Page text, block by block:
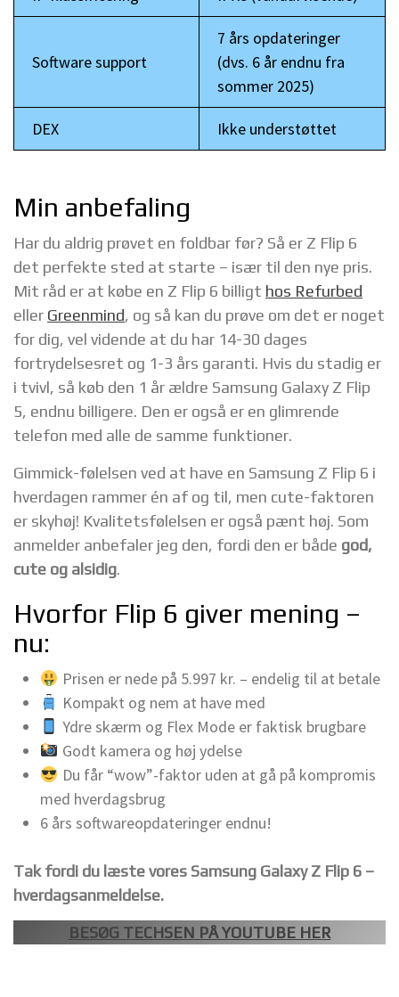
Software support
7 års opdateringer
(dvs. 6 år endnu fra
sommer 2025)
DEX Ikke understøttet
Min anbefaling
Har du aldrig prøvet en foldbar før? Så er Z Flip 6
det perfekte sted at starte – især til den nye pris.
Mit råd er at købe en Z Flip 6 billigt hos Refurbed
eller Greenmind, og så kan du prøve om det er noget
for dig, vel vidende at du har 14-30 dages
fortrydelsesret og 1-3 års garanti. Hvis du stadig er
i tvivl, så køb den 1 år ældre Samsung Galaxy Z Flip
5, endnu billigere. Den er også er en glimrende
telefon med alle de samme funktioner.
Gimmick-følelsen ved at have en Samsung Z Flip 6 i
hverdagen rammer én af og til, men cute-faktoren
er skyhøj! Kvalitetsfølelsen er også pænt høj. Som
anmelder anbefaler jeg den, fordi den er både god,
cute og alsidig.
Hvorfor Flip 6 giver mening –
nu:
Prisen er nede på 5.997 kr. – endelig til at betale
Kompakt og nem at have med
Ydre skærm og Flex Mode er faktisk brugbare
Godt kamera og høj ydelse
Du får “wow”-faktor uden at gå på kompromis
med hverdagsbrug
6 års softwareopdateringer endnu!
Tak fordi du læste vores Samsung Galaxy Z Flip 6 –
hverdagsanmeldelse.
BESØG TECHSEN PÅ YOUTUBE HER